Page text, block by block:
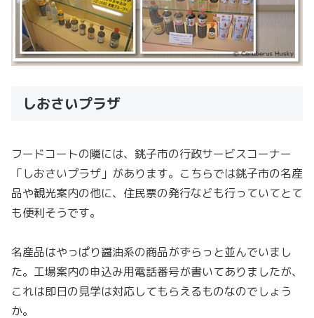
しおさいプラザ
フードコートの隣には、銚子市の行政サービスコーナー
「しおさいプラザ」があります。こちらでは銚子市の名産
品や観光案内の他に、住民票の発行なども行っていてとて
も便利そうです。
名産品はやっぱり醤油系の商品がずらっと並んでいまし
た。工場案内の申込み用電話番号が書いてありましたが、
これは即日の見学は対応してもらえるものなのでしょう
か。